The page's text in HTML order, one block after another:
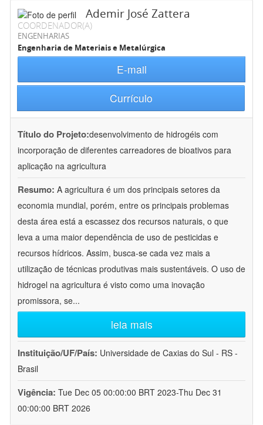
Ademir José Zattera
COORDENADOR(A)
ENGENHARIAS
Engenharia de Materiais e Metalúrgica
E-mail
Currículo
Título do Projeto:desenvolvimento de hidrogéis com
incorporação de diferentes carreadores de bioativos para
aplicação na agricultura
Resumo: A agricultura é um dos principais setores da
economia mundial, porém, entre os principais problemas
desta área está a escassez dos recursos naturais, o que
leva a uma maior dependência de uso de pesticidas e
recursos hídricos. Assim, busca-se cada vez mais a
utilização de técnicas produtivas mais sustentáveis. O uso de
hidrogel na agricultura é visto como uma inovação
promissora, se...
leia mais
Instituição/UF/País: Universidade de Caxias do Sul - RS -
Brasil
Vigência: Tue Dec 05 00:00:00 BRT 2023-Thu Dec 31
00:00:00 BRT 2026